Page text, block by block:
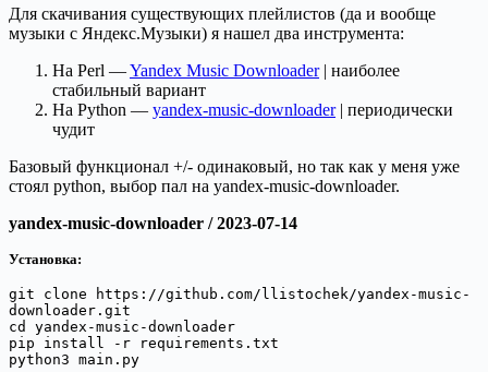
Для скачивания существующих плейлистов (да и вообще
музыки с Яндекс.Музыки) я нашел два инструмента:
На Perl —Yandex Music Downloader| наиболее
стабильный вариант
На Python — yandex-music-downloader| периодически
чудит
Базовый функционал +/- одинаковый, но так как у меня уже
стоял python, выбор пал на yandex-music-downloader.
yandex-music-downloader / 2023-07-14
Установка:
git clone https://github.com/llistochek/yandex-music-
downloader.git
cd yandex-music-downloader
pip install -r requirements.txt
python3 main.py